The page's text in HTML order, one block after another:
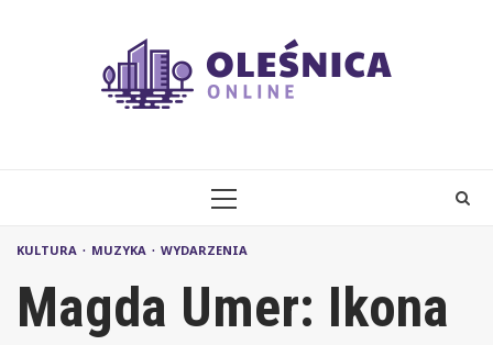
PRIMARY
KULTURA MUZYKA WYDARZENIA
Magda Umer: Ikona